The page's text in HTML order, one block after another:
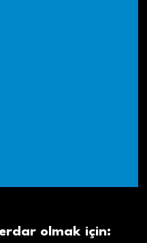
olmak için: